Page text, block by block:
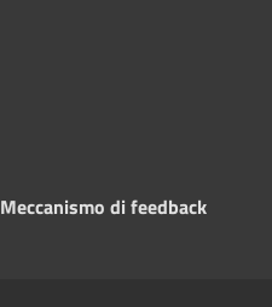
Meccanismo di feedback